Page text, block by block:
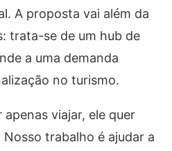
A proposta vai além da
trata-se de um hub de
a uma demanda
no turismo.
apenas viajar, ele quer
trabalho é ajudar a